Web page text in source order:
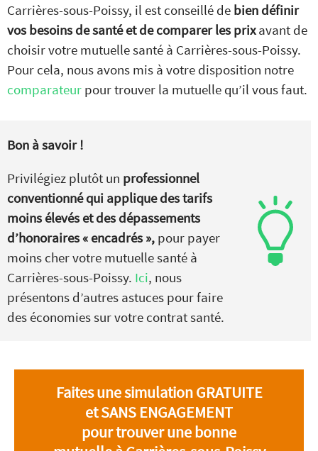
Carrières-sous-Poissy, il est conseillé de bien définir
vos besoins de santé et de comparer les prixavant de
choisir votre mutuelle santé à Carrières-sous-Poissy.
Pour cela, nous avons mis à votre disposition notre
comparateur pour trouver la mutuelle qu’il vous faut.
Bon à savoir !
Privilégiez plutôt un professionnel
conventionné qui applique des tarifs
moins élevés et des dépassements
d’honoraires « encadrés », pour payer
moins cher votre mutuelle santé à
Carrières-sous-Poissy. Ici, nous
présentons d’autres astuces pour faire
des économies sur votre contrat santé.
Faites une simulation GRATUITE
et SANS ENGAGEMENT
pour trouver une bonne